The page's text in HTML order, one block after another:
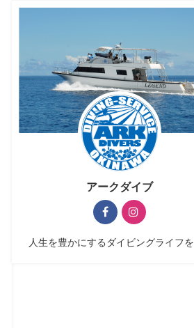
アークダイブ
人生を豊かにするダイビングライフを